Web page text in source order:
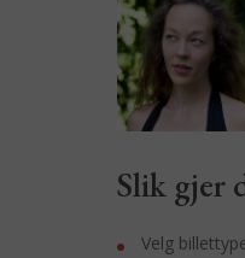
Slik gjer
Velg